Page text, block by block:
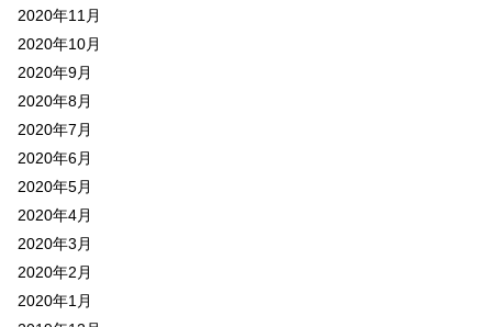
2020年11月
2020年10月
2020年9月
2020年8月
2020年7月
2020年6月
2020年5月
2020年4月
2020年3月
2020年2月
2020年1月